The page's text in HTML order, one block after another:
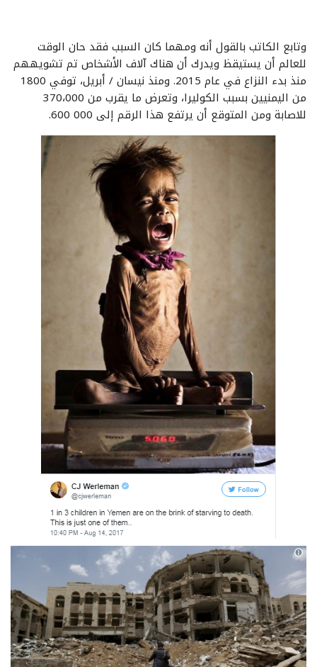
وتابع الكاتب بالقول أنه ومهما كان السبب فقد حان الوقت
للعالم أن يستيقظ ويدرك أن هناك آلاف الأشخاص تم تشويههم
منذ بدء النزاع في عام 2015. ومنذ نيسان / أبريل، توفي 1800
من اليمنيين بسبب الكوليرا، وتعرض ما يقرب من 370،000
للاصابة ومن المتوقع أن يرتفع هذا الرقم إلى 000 600.